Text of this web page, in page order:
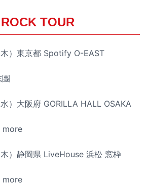
TOUR
）東京都 Spotify O-EAST
）大阪府 GORILLA HALL OSAKA
more
）静岡県 LiveHouse 浜松 窓枠
more